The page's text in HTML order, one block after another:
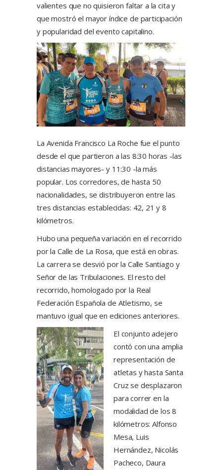
valientes que no quisieron faltar a la cita y
que mostró el mayor índice de participación
y popularidad del evento capitalino.
La Avenida Francisco La Roche fue el punto
desde el que partieron a las 8:30 horas -las
distancias mayores- y 11:30 -la más
popular. Los corredores, de hasta 50
nacionalidades, se distribuyeron entre las
tres distancias establecidas: 42, 21 y 8
kilómetros.
Hubo una pequeña variación en el recorrido
por la Calle de La Rosa, que está en obras.
La carrera se desvió por la Calle Santiago y
Señor de las Tribulaciones. El resto del
recorrido, homologado por la Real
Federación Española de Atletismo, se
mantuvo igual que en ediciones anteriores.
El conjunto adejero
contó con una amplia
representación de
atletas y hasta Santa
Cruz se desplazaron
para correr en la
modalidad de los 8
kilómetros: Alfonso
Mesa, Luis
Hernández, Nicolás
Pacheco, Daura